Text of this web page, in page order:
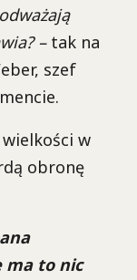
–tak na
szef
w
obronę
ma to nic